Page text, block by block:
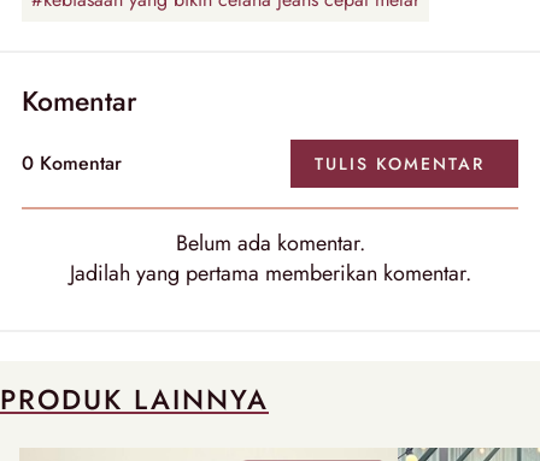
Komentar
0 Komentar TULIS KOMENTAR
Belum ada komentar.
Jadilah yang pertama memberikan komentar.
PRODUK LAINNYA